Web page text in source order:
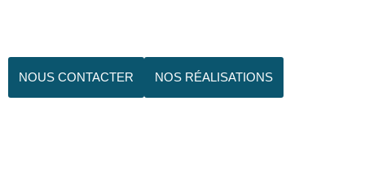
NOUS CONTACTER NOS RÉALISATIONS